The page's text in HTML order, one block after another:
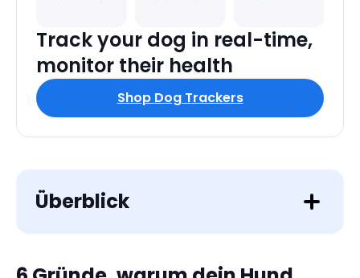
Track your dog in real-time,
monitor their health
Shop Dog Trackers
Überblick